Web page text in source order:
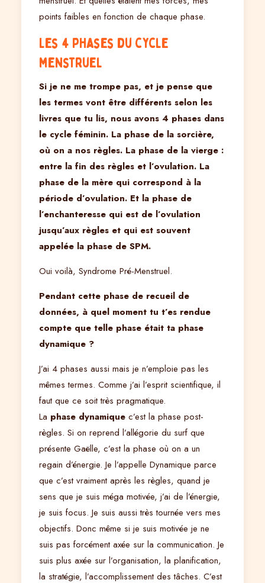
points faibles en fonction de chaque phase.
Les 4 phases du cycle
menstruel
Si je ne me trompe pas, et je pense que
les termes vont être différents selon les
livres que tu lis, nous avons 4 phases dans
le cycle féminin. La phase de la sorcière,
où on a nos règles. La phase de la vierge :
entre la fin des règles et l’ovulation. La
phase de la mère qui correspond à la
période d’ovulation. Et la phase de
l’enchanteresse qui est de l’ovulation
jusqu’aux règles et qui est souvent
appelée la phase de SPM.
Oui voilà, Syndrome Pré-Menstruel.
Pendant cette phase de recueil de
données, à quel moment tu t’es rendue
compte que telle phase était ta phase
dynamique ?
J’ai 4 phases aussi mais je n’emploie pas les
mêmes termes. Comme j’ai l’esprit scientifique, il
faut que ce soit très pragmatique.
La phase dynamiquec’est la phase post-
règles. Si on reprend l’allégorie du surf que
présente Gaëlle, c’est la phase où on a un
regain d’énergie. Je l’appelle Dynamique parce
que c’est vraiment après les règles, quand je
sens que je suis méga motivée, j’ai de l’énergie,
je suis focus. Je suis aussi très tournée vers mes
objectifs. Donc même si je suis motivée je ne
suis pas forcément axée sur la communication. Je
suis plus axée sur l’organisation, la planification,
la stratégie, l’accomplissement des tâches. C’est